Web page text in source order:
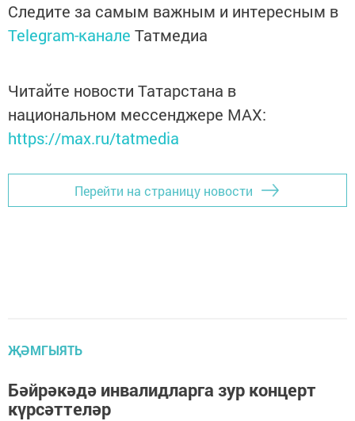
Следите за самым важным и интересным в
Telegram-канале Татмедиа
Читайте новости Татарстана в
национальном мессенджере MАХ:
https://max.ru/tatmedia
Перейти на страницу новости
ҖӘМГЫЯТЬ
Бәйрәкәдә инвалидларга зур концерт
күрсәттеләр